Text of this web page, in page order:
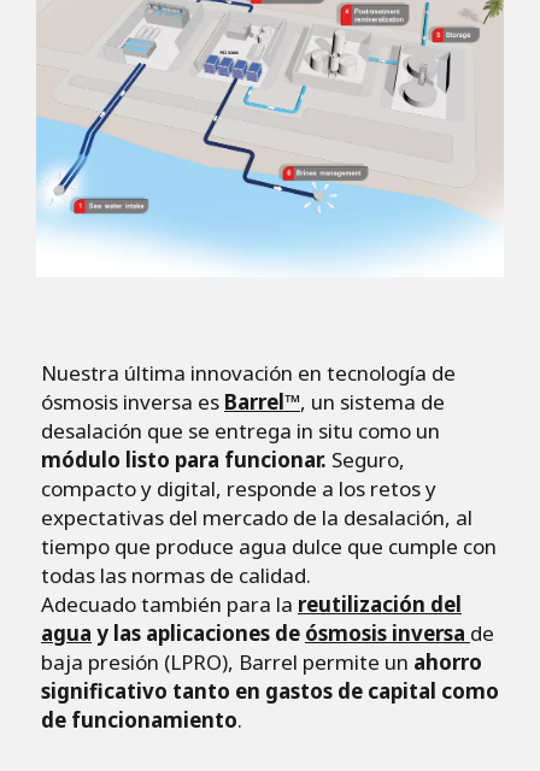
Nuestra última innovación en tecnología de
ósmosis inversa es Barrel™, un sistema de
desalación que se entrega in situ como un
módulo listo para funcionar. Seguro,
compacto y digital, responde a los retos y
expectativas del mercado de la desalación, al
tiempo que produce agua dulce que cumple con
todas las normas de calidad.
Adecuado también para la reutilización del
agua y las aplicaciones de ósmosis inversa de
baja presión (LPRO), Barrel permite un ahorro
significativo tanto en gastos de capital como
de funcionamiento.